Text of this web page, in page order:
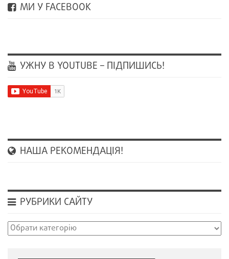
МИ У FACEBOOK
УЖНУ В YOUTUBE – ПІДПИШИСЬ!
НАША РЕКОМЕНДАЦІЯ!
РУБРИКИ САЙТУ
Рубрики